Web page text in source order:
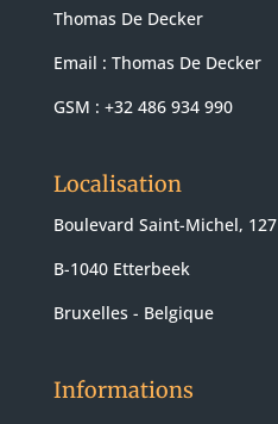
Thomas De Decker
Email : Thomas De Decker
GSM : +32 486 934 990
Localisation
Boulevard Saint-Michel, 127
B-1040 Etterbeek
Bruxelles - Belgique
Informations